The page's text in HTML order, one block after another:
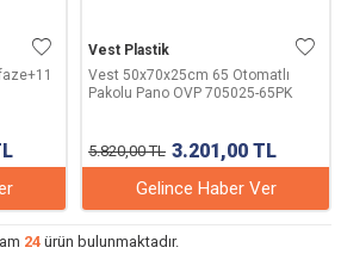
Vest Plastik
Vest 50x70x25cm 65 Otomatlı
Pakolu Pano OVP 705025-65PK
5.820,00TL 3.201,00 TL
Gelince Haber Ver
24 ürün bulunmaktadır.